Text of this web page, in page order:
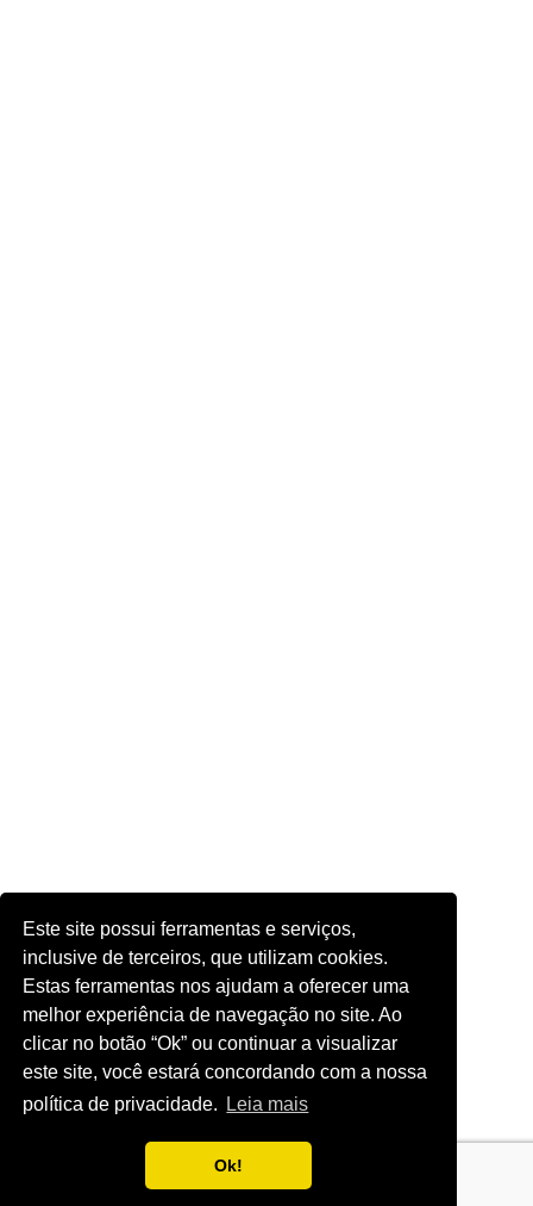
Este site possui ferramentas e serviços,
inclusive de terceiros, que utilizam cookies.
Estas ferramentas nos ajudam a oferecer uma
melhor experiência de navegação no site. Ao
clicar no botão “Ok” ou continuar a visualizar
este site, você estará concordando com a nossa
política de privacidade.
Leia mais
Ok!